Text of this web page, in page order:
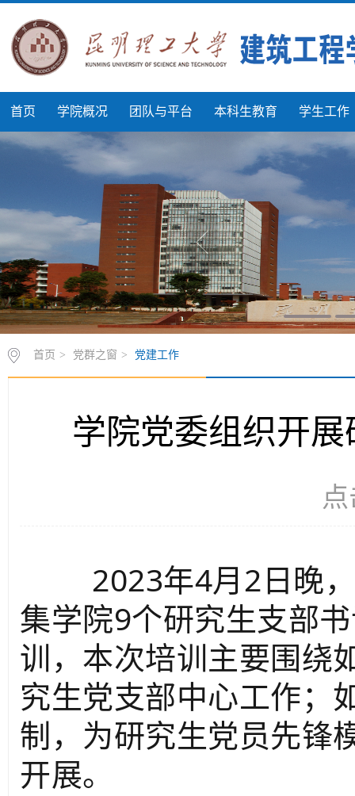
首页 学院概况 团队与平台 本科生教育 学生工作
首页 > 党群之窗 > 党建工作
学院党委组织开
2023年4月2日晚，
集学院9个研究生支部
训，本次培训主要围绕
究生党支部中心工作；
制，为研究生党员先锋
开展。